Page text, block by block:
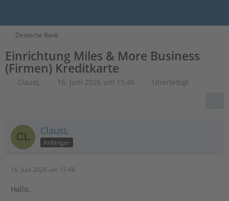
Deutsche Bank
Einrichtung Miles & More Business
(Firmen) Kreditkarte
ClausL 16. Juni 2026 um 15:46 Unerledigt
ClausL
Anfänger
16. Juni 2026 um 15:46
Hallo,